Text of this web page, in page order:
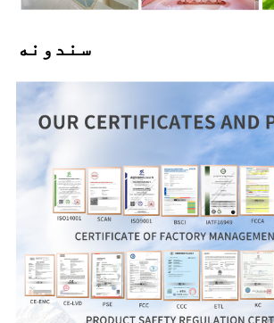
سندونه